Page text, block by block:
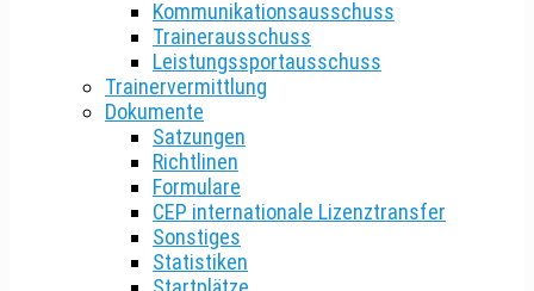
Kommunikationsausschuss
Trainerausschuss
Leistungssportausschuss
Trainervermittlung
Dokumente
Satzungen
Richtlinen
Formulare
CEP internationale Lizenztransfer
Sonstiges
Statistiken